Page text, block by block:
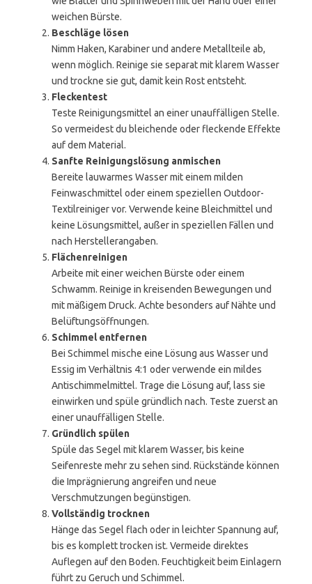
weichen Bürste.
Beschläge lösen
Nimm Haken, Karabiner und andere Metallteile ab,
wenn möglich. Reinige sie separat mit klarem Wasser
und trockne sie gut, damit kein Rost entsteht.
Fleckentest
Teste Reinigungsmittel an einer unauffälligen Stelle.
So vermeidest du bleichende oder fleckende Effekte
auf dem Material.
Sanfte Reinigungslösung anmischen
Bereite lauwarmes Wasser mit einem milden
Feinwaschmittel oder einem speziellen Outdoor-
Textilreiniger vor. Verwende keine Bleichmittel und
keine Lösungsmittel, außer in speziellen Fällen und
nach Herstellerangaben.
Flächenreinigen
Arbeite mit einer weichen Bürste oder einem
Schwamm. Reinige in kreisenden Bewegungen und
mit mäßigem Druck. Achte besonders auf Nähte und
Belüftungsöffnungen.
Schimmel entfernen
Bei Schimmel mische eine Lösung aus Wasser und
Essig im Verhältnis 4:1 oder verwende ein mildes
Antischimmelmittel. Trage die Lösung auf, lass sie
einwirken und spüle gründlich nach. Teste zuerst an
einer unauffälligen Stelle.
Gründlich spülen
Spüle das Segel mit klarem Wasser, bis keine
Seifenreste mehr zu sehen sind. Rückstände können
die Imprägnierung angreifen und neue
Verschmutzungen begünstigen.
Vollständig trocknen
Hänge das Segel flach oder in leichter Spannung auf,
bis es komplett trocken ist. Vermeide direktes
Auflegen auf den Boden. Feuchtigkeit beim Einlagern
führt zu Geruch und Schimmel.